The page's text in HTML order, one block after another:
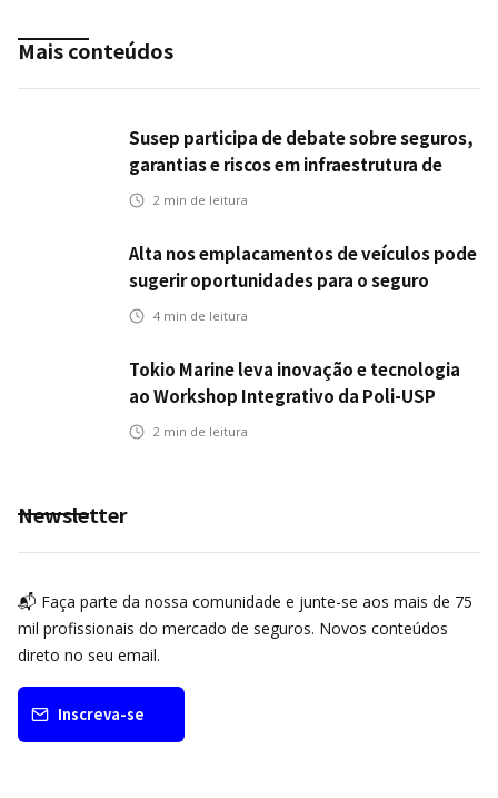
Mais conteúdos
Susep participa de debate sobre seguros,
garantias e riscos em infraestrutura de
transportes
2 min de leitura
Alta nos emplacamentos de veículos pode
sugerir oportunidades para o seguro
automotivo
4 min de leitura
Tokio Marine leva inovação e tecnologia
ao Workshop Integrativo da Poli-USP
2 min de leitura
Newsletter
📬 Faça parte da nossa comunidade e junte-se aos mais de 75
mil profissionais do mercado de seguros. Novos conteúdos
direto no seu email.
Inscreva-se